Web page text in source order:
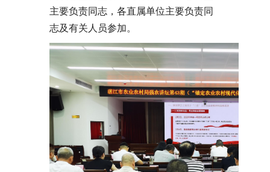
主要负责同志，各直属单位主要负责同
志及有关人员参加。